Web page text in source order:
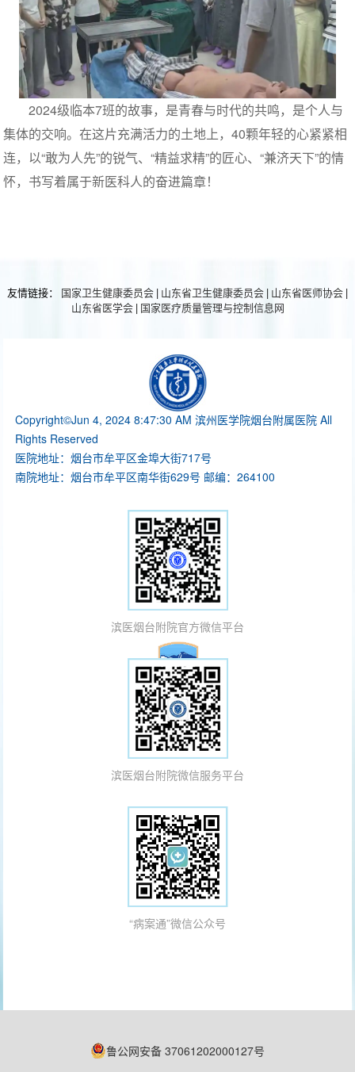
2024级临本7班的故事，是青春与时代的共鸣，是个人与
集体的交响。在这片充满活力的土地上，40颗年轻的心紧紧相
连，以“敢为人先”的锐气、“精益求精”的匠心、“兼济天下”的情
怀，书写着属于新医科人的奋进篇章！
友情链接： 国家卫生健康委员会 | 山东省卫生健康委员会 | 山东省医师协会 |
山东省医学会 | 国家医疗质量管理与控制信息网
Copyright©Jun 4, 2024 8:47:30 AM 滨州医学院烟台附属医院 All
Rights Reserved
医院地址：烟台市牟平区金埠大街717号
南院地址：烟台市牟平区南华街629号 邮编：264100
滨医烟台附院官方微信平台
滨医烟台附院微信服务平台
“病案通”微信公众号
鲁公网安备 37061202000127号